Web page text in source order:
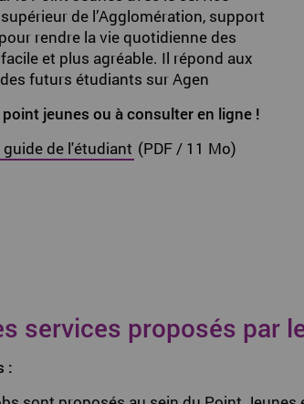
de l’Agglomération, support
rendre la vie quotidienne des
et plus agréable. Il répond aux
futurs étudiants sur Agen
jeunes ou à consulter en ligne !
de l'étudiant (PDF / 11 Mo)
services proposés par
: